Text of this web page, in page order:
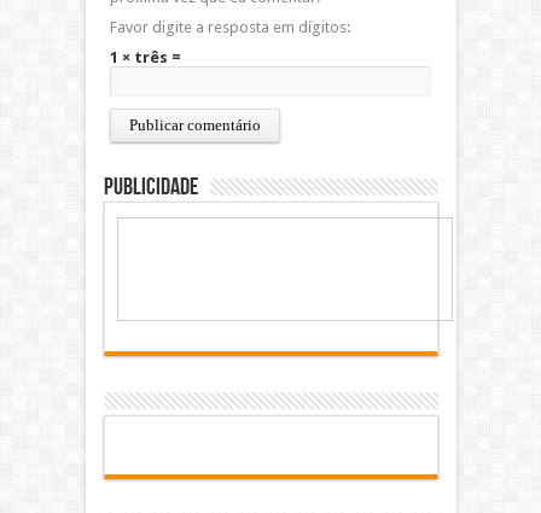
Favor digite a resposta em dígitos:
1 × três =
Publicidade